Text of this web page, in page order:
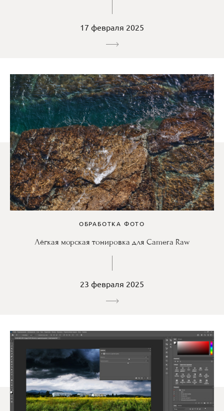
17 февраля 2025
ОБРАБОТКА ФОТО
Лёгкая морская тонировка для Camera Raw
23 февраля 2025